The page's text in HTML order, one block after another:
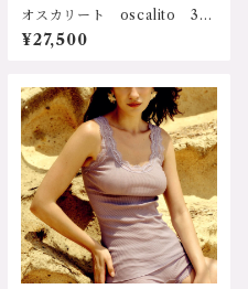
オスカリート oscalito 341
6-sk イタリア インポー
ト 輸入ランジェリー 天然
温、保湿 冷え防止 乾燥防
止 寒さ対策 防寒 冷え
症 敏感肌 低刺激 ストレ
スフリー 人に優しい フラ
ンス カレー レース ソフ
ト サステナブル プレゼン
ト ギフト 誕生日 クリス
マス 母の日 リブ長袖Ｖネ
ックトップ 3416-sk サイ
ズ：2ｻｲｽﾞ、3ｻｲｽﾞ カラー：
1.スキン 2.ブラック 価格：
27500円（送料無料）
¥27,500